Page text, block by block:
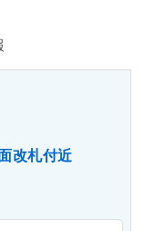
改札付近